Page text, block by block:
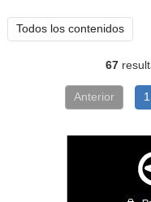
Todos los contenidos
67
Anterior 1